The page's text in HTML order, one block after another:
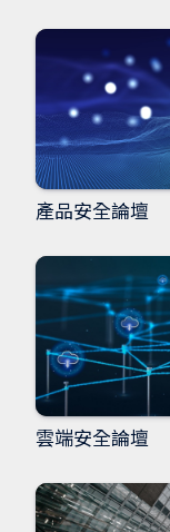
產品安全論壇
雲端安全論壇